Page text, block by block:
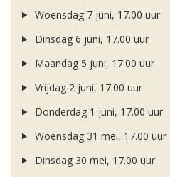
Woensdag 7 juni, 17.00 uur
Dinsdag 6 juni, 17.00 uur
Maandag 5 juni, 17.00 uur
Vrijdag 2 juni, 17.00 uur
Donderdag 1 juni, 17.00 uur
Woensdag 31 mei, 17.00 uur
Dinsdag 30 mei, 17.00 uur